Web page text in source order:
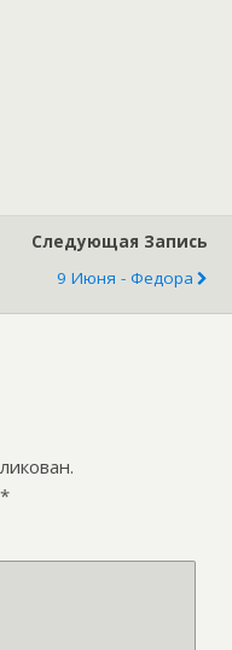
Следующая Запись
9 Июня - Федора
*